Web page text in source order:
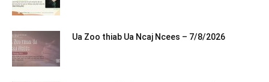
Ua Zoo thiab Ua Ncaj Ncees – 7/8/2026